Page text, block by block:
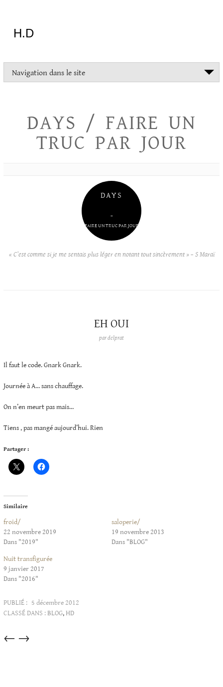
H.D
Navigation dans le site
DAYS / FAIRE UN
TRUC PAR JOUR
DAYS
–
FAIRE UN TRUC PAR JOUR
« C’est comme si je me sentais plus léger en notant tout sincèrement » – S Maraï
EH OUI
pardelprat
Il faut le code. Gnark Gnark.
Journée à A… sans chauffage.
On n’en meurt pas mais…
Tiens , pas mangé aujourd’hui. Rien
Partager :
Similaire
froid/
22 novembre 2019
Dans "2019"
saloperie/
19 novembre 2013
Dans "BLOG"
Nuit transfigurée
9 janvier 2017
Dans "2016"
PUBLIÉ : 5 décembre 2012
CLASSÉ DANS :BLOG,HD
Articles
→
←